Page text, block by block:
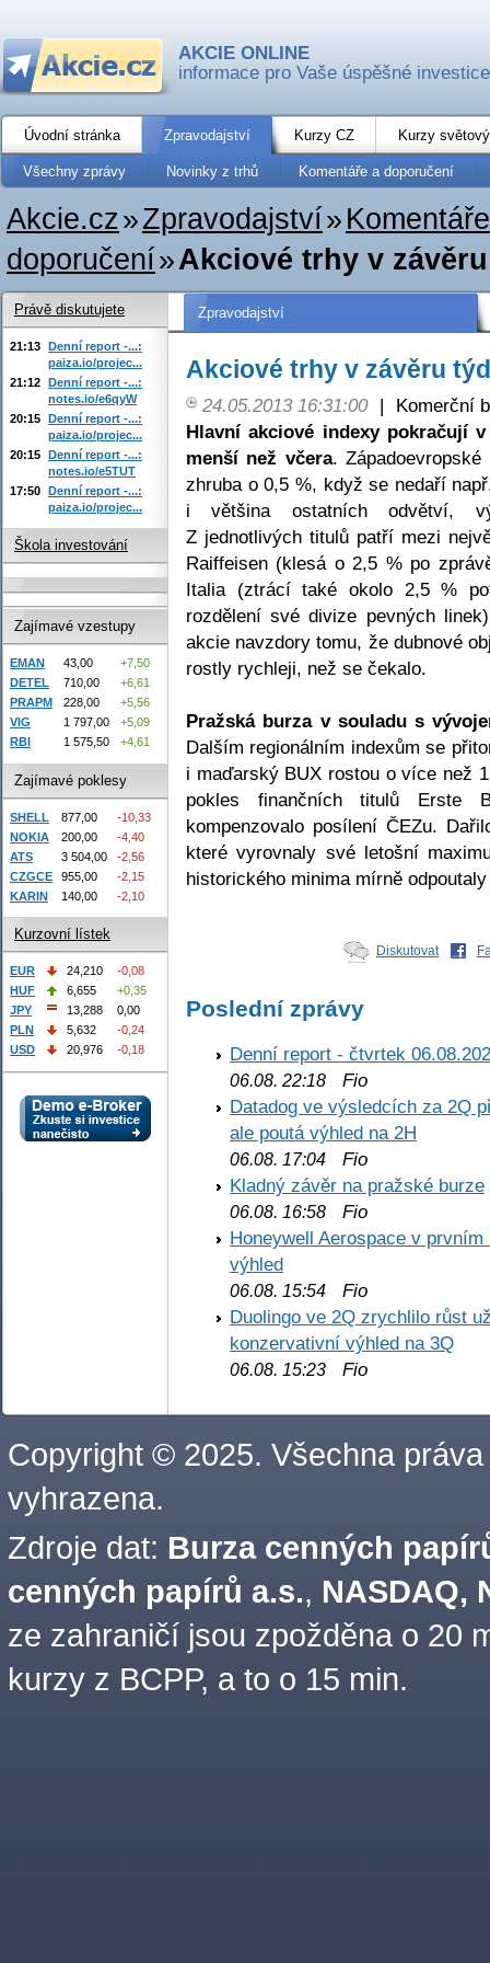
AKCIE ONLINE
informace pro Vaše úspěšné investice
Úvodní stránka Zpravodajství Kurzy CZ Kurzy
Všechny zprávy Novinky z trhů Komentáře a doporučení
Akcie.cz»Zpravodajství»
doporučení»Akciové trhy v
Zpravodajství
Akciové trhy v závěru
24.05.2013 16:31:00 |
Komerční
Hlavní akciové indexy pokračují
menší než včera.
zhruba o 0,5 %, když se nedaří
i většina ostatních odvětví,
Z jednotlivých titulů patří mezi
Raiffeisen (klesá o 2,5 % po
Italia (ztrácí také okolo 2,5 %
rozdělení své divize pevných
akcie navzdory tomu, že dubnové
rostly rychleji, než se čekalo.
Pražská burza v souladu s
Dalším regionálním indexům se
i maďarský BUX rostou o více než
pokles finančních titulů Erste
kompenzovalo posílení ČEZu.
které vyrovnaly své letošní
historického minima mírně
Diskutovat
Poslední zprávy
Denní report - čtvrtek
06.08. 22:18 Fio
Datadog ve výsledcích za 2Q
ale poutá výhled na 2H
06.08. 17:04 Fio
Kladný závěr na pražské burze
06.08. 16:58 Fio
Honeywell Aerospace v
výhled
06.08. 15:54 Fio
Duolingo ve 2Q zrychlilo růst
konzervativní výhled na 3Q
06.08. 15:23 Fio
Právě diskutujete
21:13 Denní report -...:
paiza.io/projec...
21:12 Denní report -...:
notes.io/e6qyW
20:15 Denní report -...:
paiza.io/projec...
20:15 Denní report -...:
notes.io/e5TUT
17:50 Denní report -...:
paiza.io/projec...
Škola investování
Zajímavé vzestupy
EMAN 43,00
+7,50
DETEL
710,00
+6,61
PRAPM
228,00
+5,56
VIG
1 797,00
+5,09
RBI
1 575,50 +4,61
Zajímavé poklesy
SHELL 877,00
-10,33
NOKIA
200,00
-4,40
ATS
3 504,00
-2,56
CZGCE
955,00
-2,15
KARIN
140,00 -2,10
Kurzovní lístek
EUR 24,210
-0,08
HUF
6,655
+0,35
JPY
13,288
0,00
PLN
5,632
-0,24
USD
20,976 -0,18
Copyright © 2025. Všechna práva
vyhrazena.
Zdroje dat: Burza cenných
cenných papírů a.s., NASDAQ,
ze zahraničí jsou zpožděna o 20
kurzy z BCPP, a to o 15 min.